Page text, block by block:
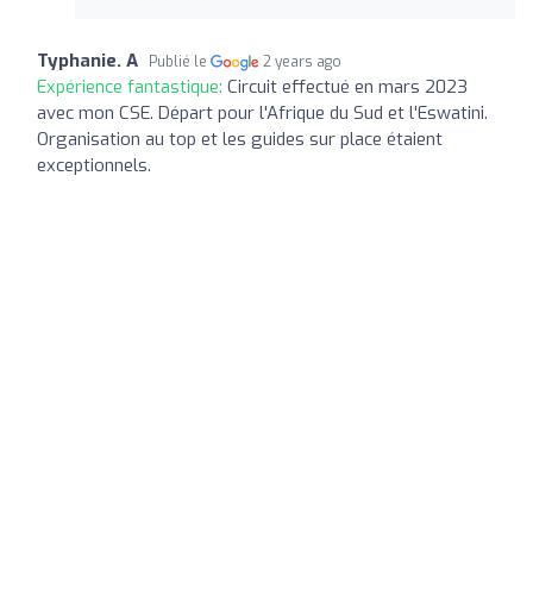
Typhanie. A Publié le 2 years ago
Expérience fantastique: Circuit effectué en mars 2023
avec mon CSE. Départ pour l'Afrique du Sud et l'Eswatini.
Organisation au top et les guides sur place étaient
exceptionnels.